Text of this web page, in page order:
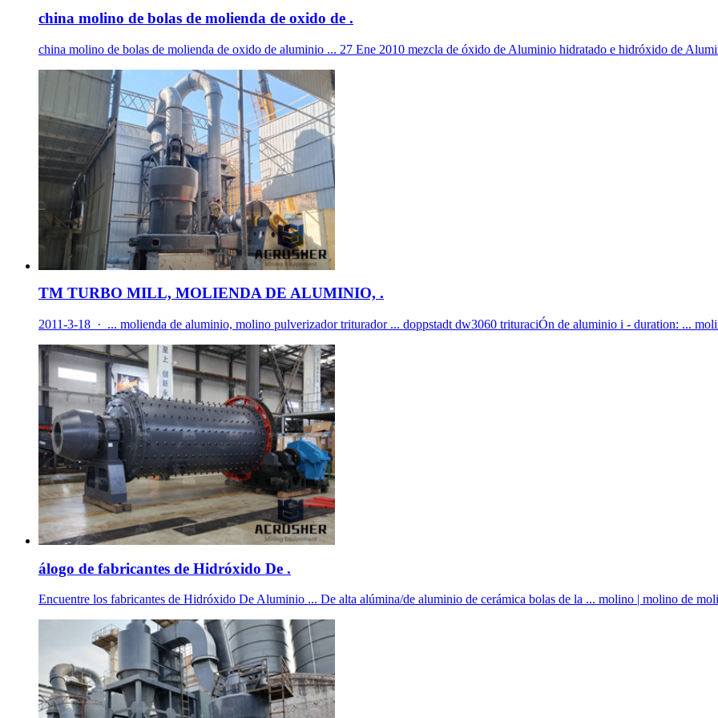
china molino de bolas de molienda de oxido de .
china molino de bolas de molienda de oxido de aluminio ... 27 Ene 2010 mezcla de óxido de Aluminio hidratado e hidróxido de
TM TURBO MILL, MOLIENDA DE ALUMINIO, .
2011-3-18 · ... molienda de aluminio, molino pulverizador triturador ... doppstadt dw3060 trituraciÓn de aluminio i - duration: ...
álogo de fabricantes de Hidróxido De .
Encuentre los fabricantes de Hidróxido De Aluminio ... De alta alúmina/de aluminio de cerámica bolas de la ... molino | molino de